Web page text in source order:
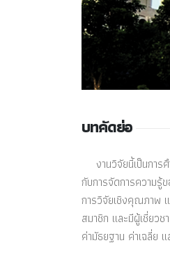
บทคัดย่อ
งานวิจัยนี้เป็นการ
กับการจัดการความรู้
การวิจัยเชิงคุณภาพ
สมาชิก และมีผู้เชี่ยว
ค่ามัธยฐาน ค่าเฉลี่ย